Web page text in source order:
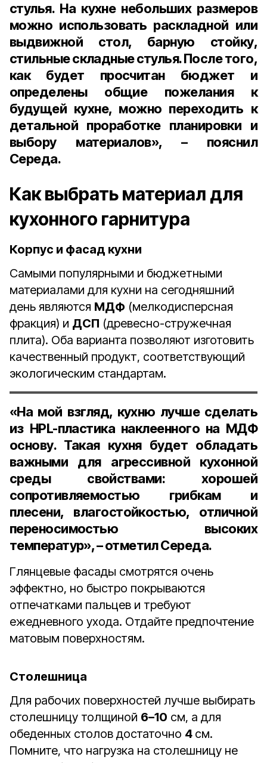
стулья. На кухне небольших размеров
можно использовать раскладной или
выдвижной стол, барную стойку,
стильные складные стулья. После того,
как будет просчитан бюджет и
определены общие пожелания к
будущей кухне, можно переходить к
детальной проработке планировки и
выбору материалов», – пояснил
Середа.
Как выбрать материал для
кухонного гарнитура
Корпус и фасад кухни
Самыми популярными и бюджетными
материалами для кухни на сегодняшний
день являются МДФ (мелкодисперсная
фракция) и ДСП (древесно-стружечная
плита). Оба варианта позволяют изготовить
качественный продукт, соответствующий
экологическим стандартам.
«На мой взгляд, кухню лучше сделать
из HPL-пластика наклеенного на МДФ
основу. Такая кухня будет обладать
важными для агрессивной кухонной
среды свойствами: хорошей
сопротивляемостью грибкам и
плесени, влагостойкостью, отличной
переносимостью высоких
температур», – отметил Середа.
Глянцевые фасады смотрятся очень
эффектно, но быстро покрываются
отпечатками пальцев и требуют
ежедневного ухода. Отдайте предпочтение
матовым поверхностям.
Столешница
Для рабочих поверхностей лучше выбирать
столешницу толщиной 6–10 см, а для
обеденных столов достаточно 4 см.
Помните, что нагрузка на столешницу не